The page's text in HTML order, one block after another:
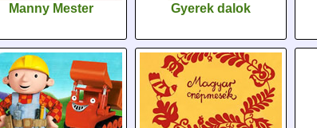
Manny Mester Gyerek dalok